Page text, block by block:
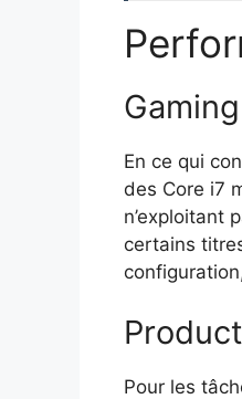
Gaming
En ce qui
des Core i7
n’exploitant
certains
Pour les